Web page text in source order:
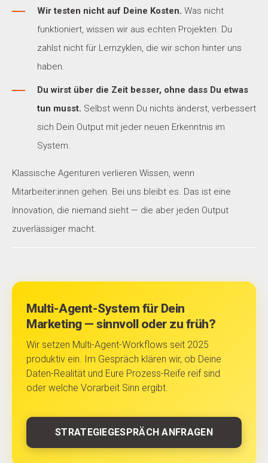
Wir testen nicht auf Deine Kosten. Was nicht
funktioniert, wissen wir aus echten Projekten. Du
zahlst nicht für Lernzyklen, die wir schon hinter uns
haben.
Du wirst über die Zeit besser, ohne dass Du etwas
tun musst. Selbst wenn Du nichts änderst, verbessert
sich Dein Output mit jeder neuen Erkenntnis im
System.
Klassische Agenturen verlieren Wissen, wenn
Mitarbeiter:innen gehen. Bei uns bleibt es. Das ist eine
Innovation, die niemand sieht — die aber jeden Output
zuverlässiger macht.
Multi-Agent-System für Dein
Marketing — sinnvoll oder zu früh?
Wir setzen Multi-Agent-Workflows seit 2025
produktiv ein. Im Gespräch klären wir, ob Deine
Daten-Realität und Eure Prozess-Reife reif sind
oder welche Vorarbeit Sinn ergibt.
STRATEGIEGESPRÄCH ANFRAGEN